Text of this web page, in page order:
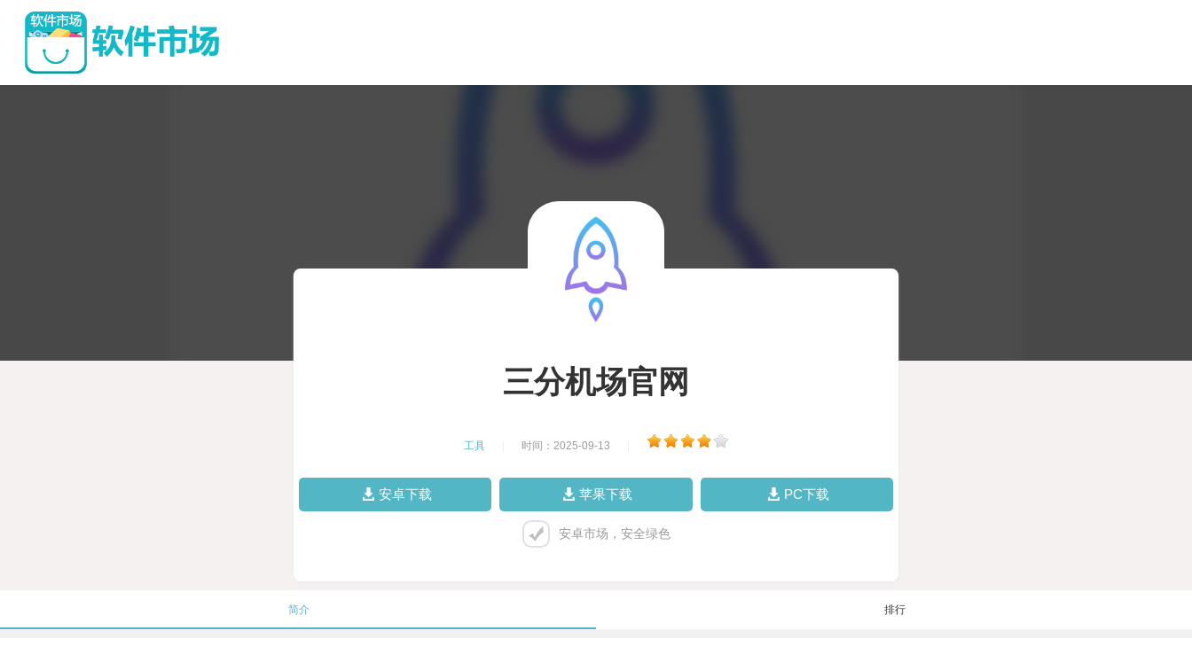
三分机场官网
工具 时间：2025-09-13
安卓下载 苹果下载 PC下载
安卓市场，安全绿色
简介 排行